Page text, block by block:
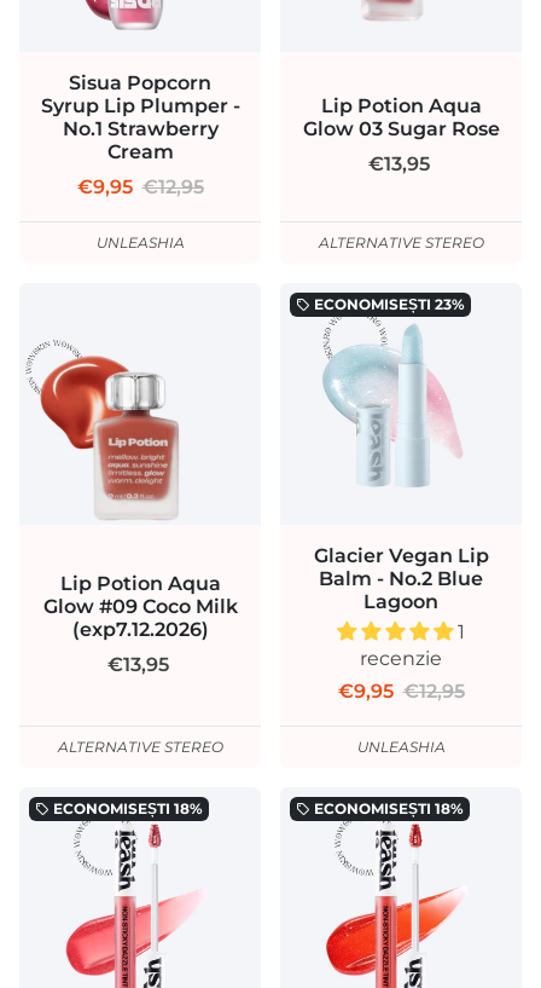
Sisua Popcorn
Syrup Lip Plumper -
No.1 Strawberry
Cream
€9,95 €12,95
UNLEASHIA
Lip Potion Aqua
Glow 03 Sugar Rose
€13,95
ALTERNATIVE STEREO
Lip Potion Aqua
Glow #09 Coco Milk
(exp7.12.2026)
€13,95
ALTERNATIVE STEREO
local_offer ECONOMISEȘTI 23%
Glacier Vegan Lip
Balm - No.2 Blue
Lagoon
1
recenzie
€9,95 €12,95
UNLEASHIA
local_offer ECONOMISEȘTI 18% local_offer ECONOMISEȘTI 18%